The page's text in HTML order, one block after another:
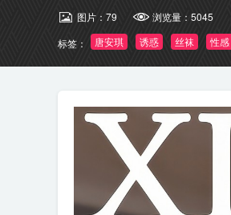
图片： 79 浏览量： 5045
标签：
唐安琪 诱惑 丝袜 性感